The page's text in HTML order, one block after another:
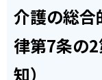
介護の総合
律第7条の
知）